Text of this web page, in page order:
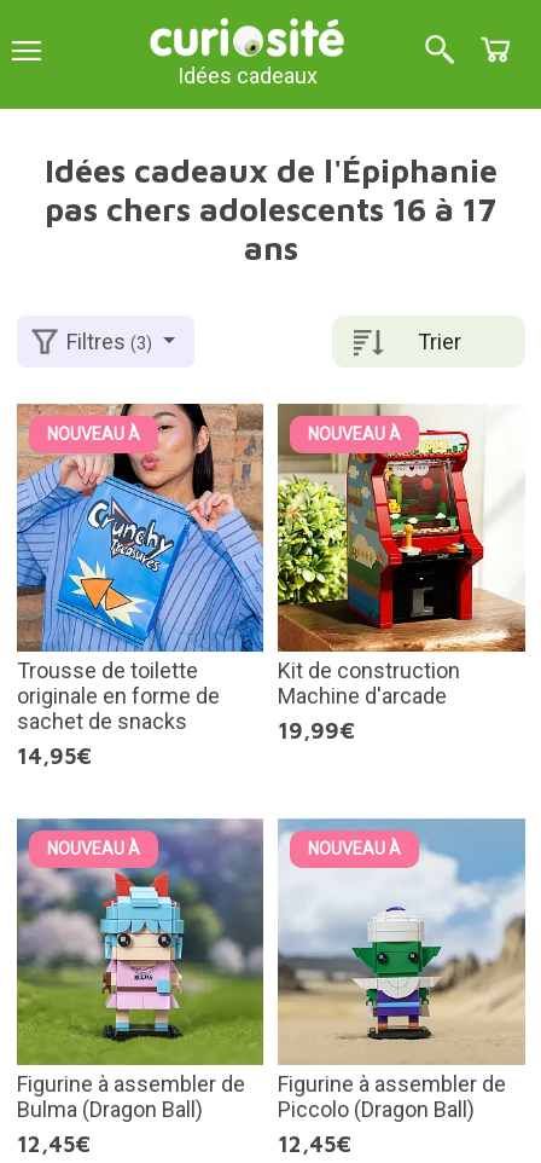
Idées cadeaux
Idées cadeaux de l'Épiphanie
pas chers adolescents 16 à 17
ans
Trier
Filtres(3)
NOUVEAU À
Trousse de toilette
originale en forme de
sachet de snacks
14,95€
NOUVEAU À
Kit de construction
Machine d'arcade
19,99€
NOUVEAU À
Figurine à assembler de
Bulma (Dragon Ball)
12,45€
NOUVEAU À
Figurine à assembler de
Piccolo (Dragon Ball)
12,45€